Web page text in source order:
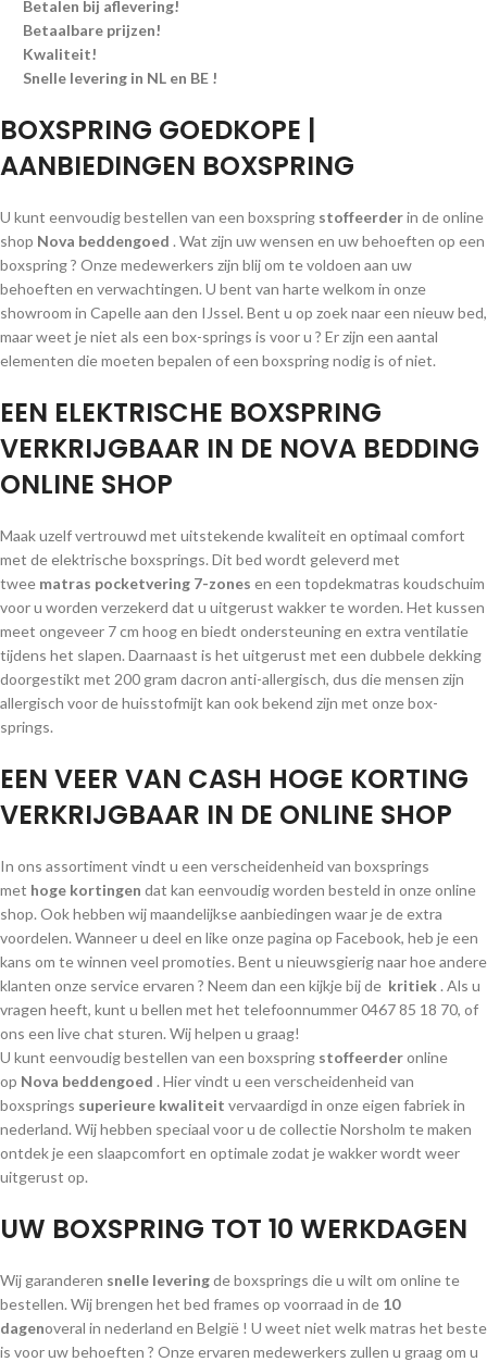
Betalen bij aflevering!
Betaalbare prijzen!
Kwaliteit!
Snelle levering in NL en BE !
BOXSPRING GOEDKOPE |
AANBIEDINGEN BOXSPRING
U kunt eenvoudig bestellen van een boxspring stoffeerderin de online
shop Nova beddengoed . Wat zijn uw wensen en uw behoeften op een
boxspring ? Onze medewerkers zijn blij om te voldoen aan uw
behoeften en verwachtingen. U bent van harte welkom in onze
showroom in Capelle aan den IJssel. Bent u op zoek naar een nieuw bed,
maar weet je niet als een box-springs is voor u ? Er zijn een aantal
elementen die moeten bepalen of een boxspring nodig is of niet.
EEN ELEKTRISCHE BOXSPRING
VERKRIJGBAAR IN DE NOVA BEDDING
ONLINE SHOP
Maak uzelf vertrouwd met uitstekende kwaliteit en optimaal comfort
met de elektrische boxsprings. Dit bed wordt geleverd met
twee matras pocketvering 7-zones en een topdekmatras koudschuim
voor u worden verzekerd dat u uitgerust wakker te worden. Het kussen
meet ongeveer 7 cm hoog en biedt ondersteuning en extra ventilatie
tijdens het slapen. Daarnaast is het uitgerust met een dubbele dekking
doorgestikt met 200 gram dacron anti-allergisch, dus die mensen zijn
allergisch voor de huisstofmijt kan ook bekend zijn met onze box-
springs.
EEN VEER VAN CASH HOGE KORTING
VERKRIJGBAAR IN DE ONLINE SHOP
In ons assortiment vindt u een verscheidenheid van boxsprings
met hoge kortingen dat kan eenvoudig worden besteld in onze online
shop. Ook hebben wij maandelijkse aanbiedingen waar je de extra
voordelen. Wanneer u deel en like onze pagina op Facebook, heb je een
kans om te winnen veel promoties. Bent u nieuwsgierig naar hoe andere
klanten onze service ervaren ? Neem dan een kijkje bij de kritiek . Als u
vragen heeft, kunt u bellen met het telefoonnummer 0467 85 18 70, of
ons een live chat sturen. Wij helpen u graag!
U kunt eenvoudig bestellen van een boxspring stoffeerderonline
op Nova beddengoed . Hier vindt u een verscheidenheid van
boxsprings superieure kwaliteit vervaardigd in onze eigen fabriek in
nederland. Wij hebben speciaal voor u de collectie Norsholm te maken
ontdek je een slaapcomfort en optimale zodat je wakker wordt weer
uitgerust op.
UW BOXSPRING TOT 10 WERKDAGEN
Wij garanderen snelle leveringde boxsprings die u wilt om online te
bestellen. Wij brengen het bed frames op voorraad in de 10
dagenoveral in nederland en België ! U weet niet welk matras het beste
is voor uw behoeften ? Onze ervaren medewerkers zullen u graag om u